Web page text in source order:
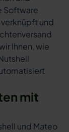
Software
und
Ihnen, wie
mit
und Mateo